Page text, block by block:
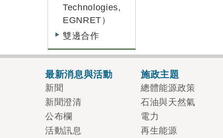
Technologies,
EGNRET）
雙邊合作
最新消息與活動
新聞
新聞澄清
公布欄
活動訊息
施政主題
總體能源政策
石油與天然氣
電力
再生能源